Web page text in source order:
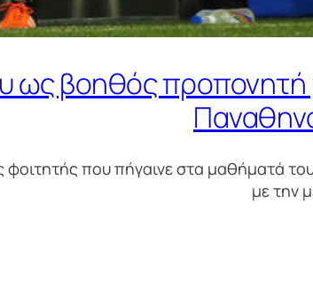
βοηθός προπονητή
που πήγαινε στα μαθήματά
με την